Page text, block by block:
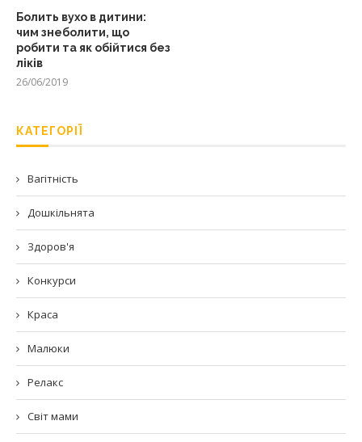
Болить вухо в дитини:
чим знеболити, що
робити та як обійтися без
ліків
26/06/2019
КАТЕГОРІЇ
Вагітність
Дошкільнята
Здоров'я
Конкурси
Краса
Малюки
Релакс
Світ мами